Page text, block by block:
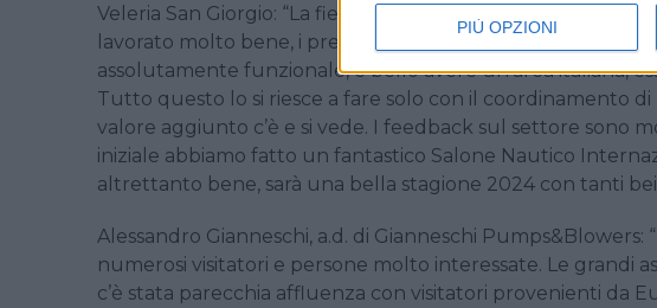
PIÙ OPZIONI
Veleria San Giorgio: “La fiera sta andando molto bene,
lavorato molto bene, i presupposti per un’ottima stagione
assolutamente funzionale, è bello avere un’area italiana,
Tutto questo lo si riesce a fare solo con il coordinamento di
valore aggiunto c’è e si vede. I feedback sul settore sono
iniziale abbiamo fatto un fantastico Salone Nautico
altrettanto bene, sarà una bella stagione 2024 con tanti
Alessandro Gianneschi, a.d. di Gianneschi
numerosi visitatori e persone molto interessate. Le grandi
c’è stata parecchia affluenza con visitatori provenienti da